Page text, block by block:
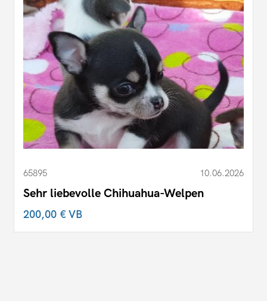
65895 10.06.2026
Sehr liebevolle Chihuahua-Welpen
200,00 €VB